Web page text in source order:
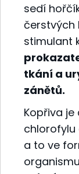
sedí
čerstvých
stimulant
tkání a
zánětů.
Kopřiva je
chlorofylu
a to ve